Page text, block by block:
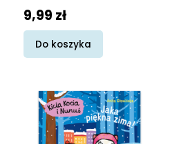
Cena
9,99 zł
Do koszyka